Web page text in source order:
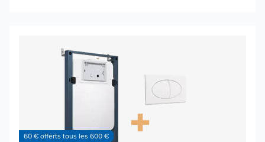
60 € offerts tous les 600 €